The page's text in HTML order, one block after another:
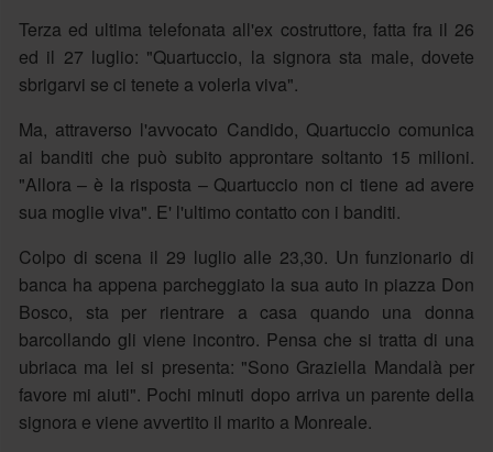
Terza ed ultima telefonata all'ex costruttore, fatta fra il 26
ed il 27 luglio: "Quartuccio, la signora sta male, dovete
sbrigarvi se ci tenete a volerla viva".
Ma, attraverso l'avvocato Candido, Quartuccio comunica
ai banditi che può subito approntare soltanto 15 milioni.
"Allora – è la risposta – Quartuccio non ci tiene ad avere
sua moglie viva". E' l'ultimo contatto con i banditi.
Colpo di scena il 29 luglio alle 23,30. Un funzionario di
banca ha appena parcheggiato la sua auto in piazza Don
Bosco, sta per rientrare a casa quando una donna
barcollando gli viene incontro. Pensa che si tratta di una
ubriaca ma lei si presenta: "Sono Graziella Mandalà per
favore mi aiuti". Pochi minuti dopo arriva un parente della
signora e viene avvertito il marito a Monreale.